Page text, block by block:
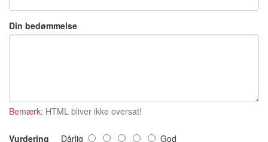
Din bedømmelse
Bemærk: HTML bliver ikke oversat!
Vurdering Dårlig God